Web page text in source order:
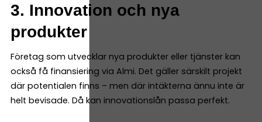
3. Innovation och nya
produkter
Företag som utvecklar nya produkter eller tjänster kan
också få finansiering via Almi. Det gäller särskilt projekt
där potentialen finns – men där intäkterna ännu inte är
helt bevisade. Då kan innovationslån passa perfekt.